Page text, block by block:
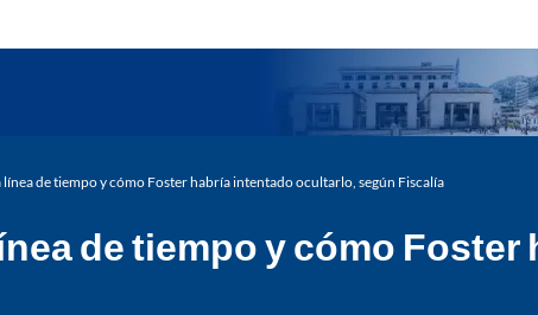
de tiempo y cómo Foster habría intentado ocultarlo, según Fiscalía
de tiempo y cómo